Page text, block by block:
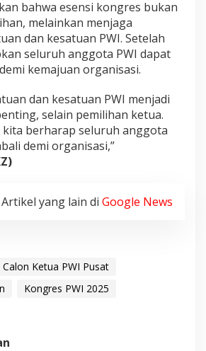
bahwa esensi kongres bukan
melainkan menjaga
dan kesatuan PWI. Setelah
seluruh anggota PWI dapat
kemajuan organisasi.
dan kesatuan PWI menjadi
selain pemilihan ketua.
kita berharap seluruh anggota
demi organisasi,”
yang lain di Google News
Calon Ketua PWI Pusat
Kongres PWI 2025